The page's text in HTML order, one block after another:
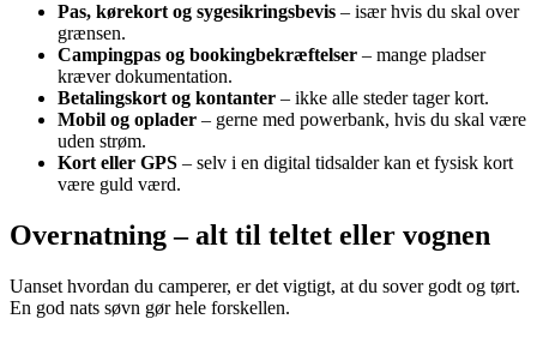
Pas, kørekort og sygesikringsbevis – især hvis du skal over
grænsen.
Campingpas og bookingbekræftelser – mange pladser
kræver dokumentation.
Betalingskort og kontanter – ikke alle steder tager kort.
Mobil og oplader – gerne med powerbank, hvis du skal være
uden strøm.
Kort eller GPS – selv i en digital tidsalder kan et fysisk kort
være guld værd.
Overnatning – alt til teltet eller vognen
Uanset hvordan du camperer, er det vigtigt, at du sover godt og tørt.
En god nats søvn gør hele forskellen.